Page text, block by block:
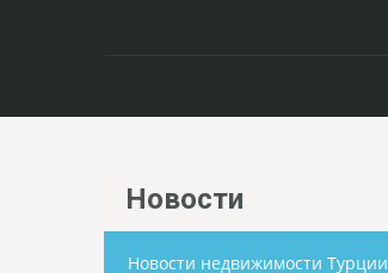
Hовости
Новости недвижимости Турции